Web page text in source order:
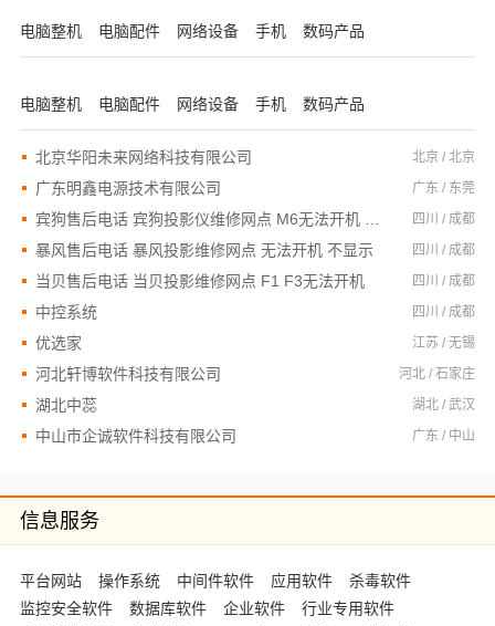
电脑整机 电脑配件 网络设备 手机 数码产品
电脑整机 电脑配件 网络设备 手机 数码产品
北京华阳未来网络科技有限公司 北京 / 北京
广东明鑫电源技术有限公司 广东 / 东莞
四川 / 成都
暴风售后电话 暴风投影维修网点 无法开机 不显示 四川 / 成都
当贝售后电话 当贝投影维修网点 F1 F3无法开机 四川 / 成都
中控系统 四川 / 成都
优选家 江苏 / 无锡
河北轩博软件科技有限公司 河北 / 石家庄
湖北中蕊 湖北 / 武汉
中山市企诚软件科技有限公司 广东 / 中山
信息服务
平台网站 操作系统 中间件软件 应用软件
杀毒软件
监控安全软件
数据库软件 企业软件
行业专用软件